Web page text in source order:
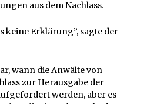
aus dem Nachlass.
keine Erklärung”, sagte der
wann die Anwälte von
zur Herausgabe der
werden, aber es